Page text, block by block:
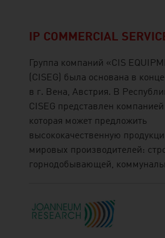
IP COMMERCIAL
Группа компаний «CIS
(CISEG) была основана в
в г. Вена, Австрия. В
CISEG представлен
которая может предложить
высококачественную
мировых производителей:
горнодобывающей,